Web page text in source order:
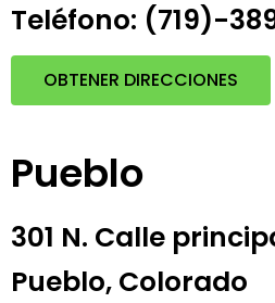
Teléfono: (719)-
OBTENER DIRECCIONES
Pueblo
301 N. Calle
Pueblo, Colorado